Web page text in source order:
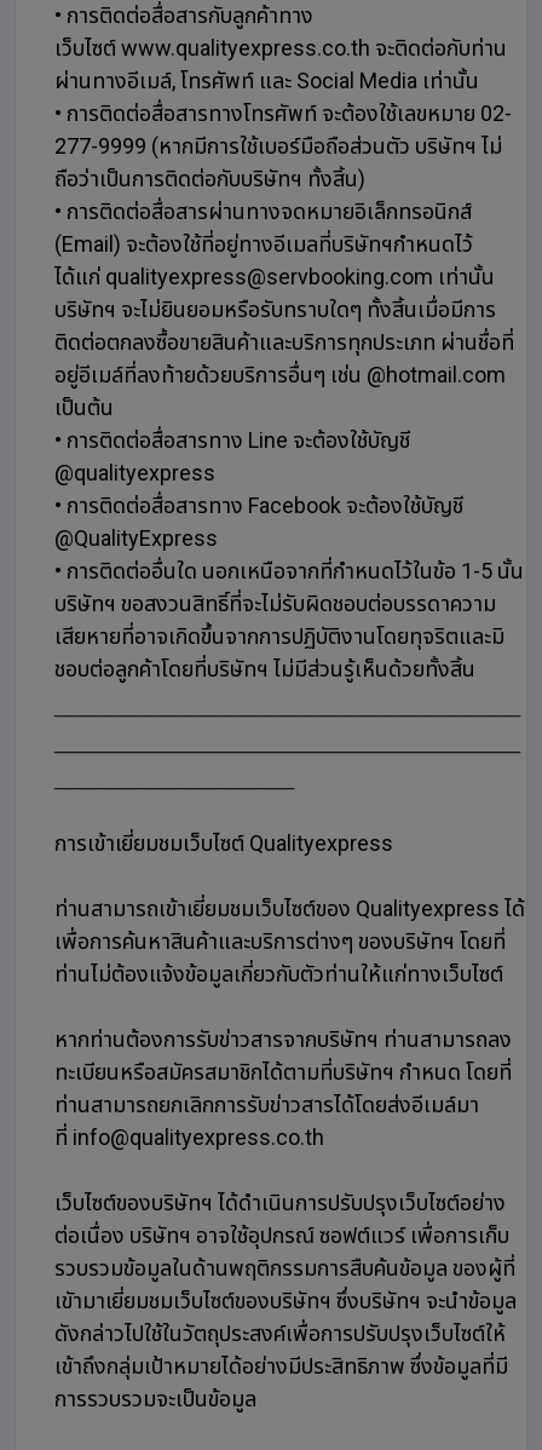
• การติดต่อสื่อสารกับลูกค้าทาง
เว็บไซต์ www.qualityexpress.co.th จะติดต่อกับท่าน
ผ่านทางอีเมล์, โทรศัพท์ และ Social Media เท่านั้น
• การติดต่อสื่อสารทางโทรศัพท์ จะต้องใช้เลขหมาย 02-
277-9999 (หากมีการใช้เบอร์มือถือส่วนตัว บริษัทฯ ไม่
ถือว่าเป็นการติดต่อกับบริษัทฯ ทั้งสิ้น)
• การติดต่อสื่อสารผ่านทางจดหมายอิเล็กทรอนิกส์
(Email) จะต้องใช้ที่อยู่ทางอีเมลที่บริษัทฯกำหนดไว้
ได้แก่ qualityexpress@servbooking.com เท่านั้น
บริษัทฯ จะไม่ยินยอมหรือรับทราบใดๆ ทั้งสิ้นเมื่อมีการ
ติดต่อตกลงซื้อขายสินค้าและบริการทุกประเภท ผ่านชื่อที่
อยู่อีเมล์ที่ลงท้ายด้วยบริการอื่นๆ เช่น @hotmail.com
เป็นต้น
• การติดต่อสื่อสารทาง Line จะต้องใช้บัญชี
@qualityexpress
• การติดต่อสื่อสารทาง Facebook จะต้องใช้บัญชี
@QualityExpress
• การติดต่ออื่นใด นอกเหนือจากที่กำหนดไว้ในข้อ 1-5 นั้น
บริษัทฯ ขอสงวนสิทธิ์ที่จะไม่รับผิดชอบต่อบรรดาความ
เสียหายที่อาจเกิดขึ้นจากการปฏิบัติงานโดยทุจริตและมิ
ชอบต่อลูกค้าโดยที่บริษัทฯ ไม่มีส่วนรู้เห็นด้วยทั้งสิ้น
การเข้าเยี่ยมชมเว็บไซต์ Qualityexpress
ท่านสามารถเข้าเยี่ยมชมเว็บไซต์ของ Qualityexpress ได้
เพื่อการค้นหาสินค้าและบริการต่างๆ ของบริษัทฯ โดยที่
ท่านไม่ต้องแจ้งข้อมูลเกี่ยวกับตัวท่านให้แก่ทางเว็บไซต์
หากท่านต้องการรับข่าวสารจากบริษัทฯ ท่านสามารถลง
ทะเบียนหรือสมัครสมาชิกได้ตามที่บริษัทฯ กำหนด โดยที่
ท่านสามารถยกเลิกการรับข่าวสารได้โดยส่งอีเมล์มา
ที่ info@qualityexpress.co.th
เว็บไซต์ของบริษัทฯ ได้ดำเนินการปรับปรุงเว็บไซต์อย่าง
ต่อเนื่อง บริษัทฯ อาจใช้อุปกรณ์ ซอฟต์แวร์ เพื่อการเก็บ
รวบรวมข้อมูลในด้านพฤติกรรมการสืบค้นข้อมูล ของผู้ที่
เขัามาเยี่ยมชมเว็บไซต์ของบริษัทฯ ซึ่งบริษัทฯ จะนำข้อมูล
ดังกล่าวไปใช้ในวัตถุประสงค์เพื่อการปรับปรุงเว็บไซต์ให้
เข้าถึงกลุ่มเป้าหมายได้อย่างมีประสิทธิภาพ ซึ่งข้อมูลที่มี
การรวบรวมจะเป็นข้อมูล